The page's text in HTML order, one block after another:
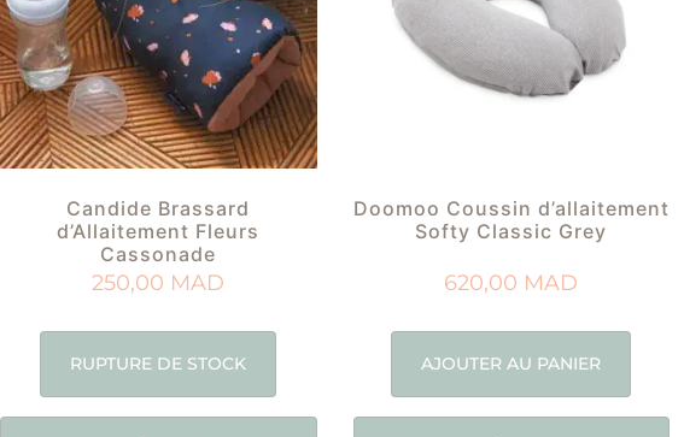
Candide Brassard
d’Allaitement Fleurs
Cassonade
250,00 MAD
RUPTURE DE STOCK
Doomoo Coussin d’allaitement
Softy Classic Grey
620,00 MAD
AJOUTER AU PANIER